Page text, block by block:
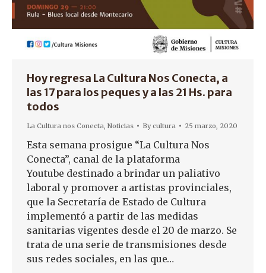
Hoy regresa La Cultura Nos Conecta, a
las 17 para los peques y a las 21 Hs. para
todos
La Cultura nos Conecta, Noticias Bycultura 25 marzo, 2020
Esta semana prosigue “La Cultura Nos
Conecta”, canal de la plataforma
Youtube destinado a brindar un paliativo
laboral y promover a artistas provinciales,
que la Secretaría de Estado de Cultura
implementó a partir de las medidas
sanitarias vigentes desde el 20 de marzo. Se
trata de una serie de transmisiones desde
sus redes sociales, en las que…